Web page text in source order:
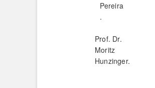
Pereira
.
Prof. Dr.
Moritz
Hunzinger.